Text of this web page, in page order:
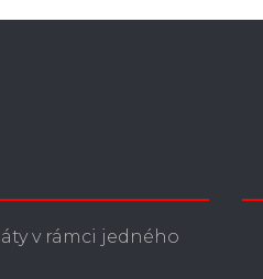
v rámci jedného